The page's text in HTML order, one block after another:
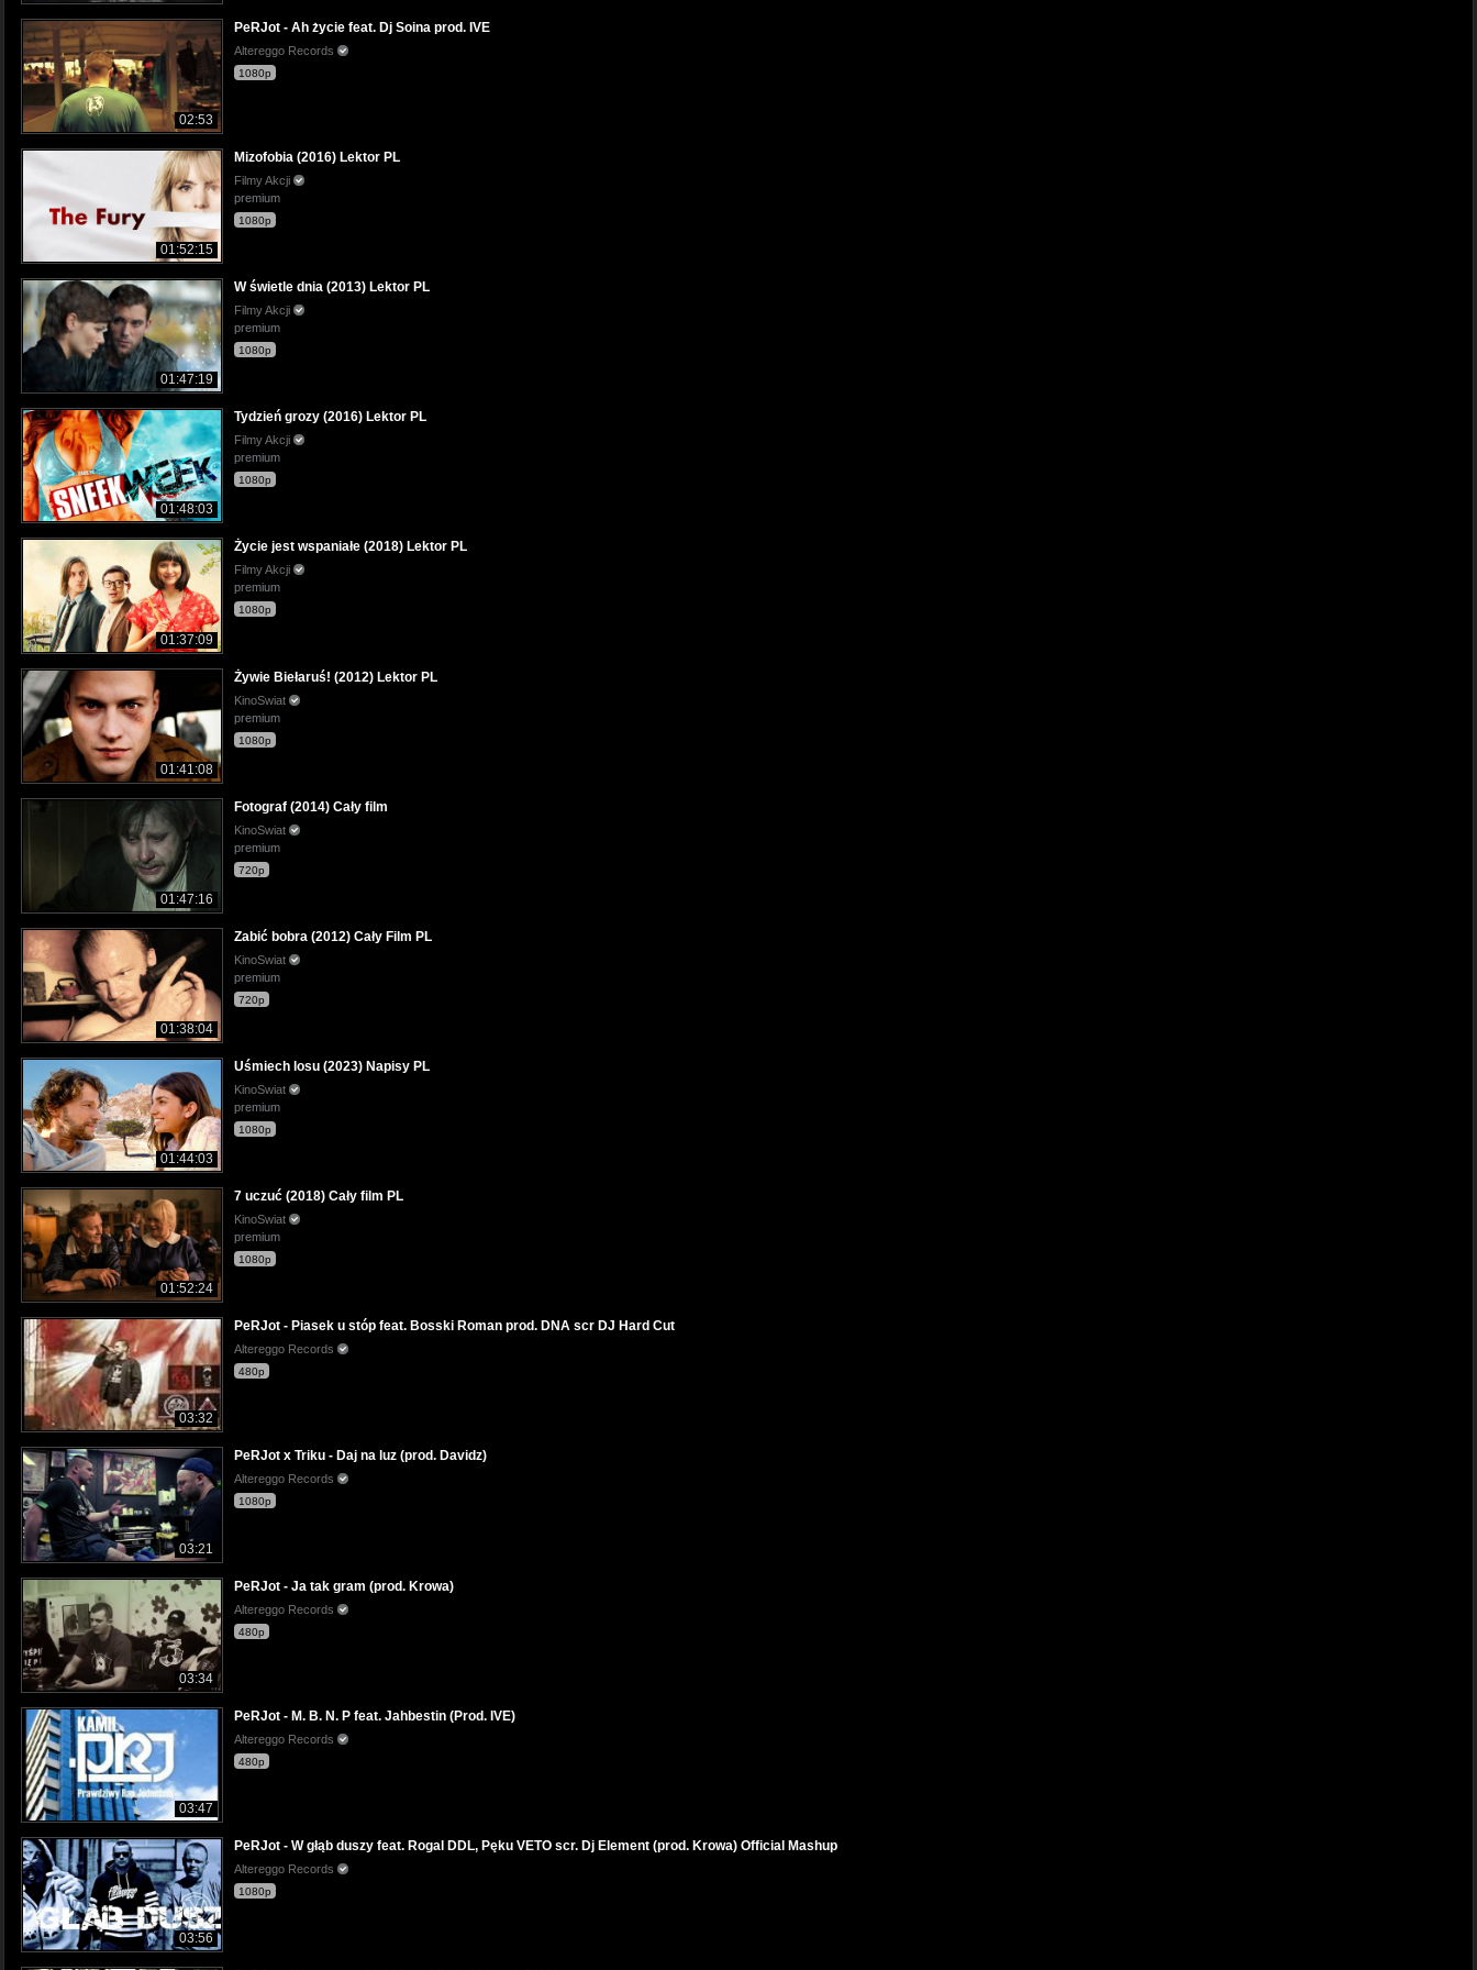
02:53
PeRJot - Ah życie feat. Dj Soina prod. IVE
Altereggo Records
1080p
01:52:15
Mizofobia (2016) Lektor PL
Filmy Akcji
premium
1080p
01:47:19
W świetle dnia (2013) Lektor PL
Filmy Akcji
premium
1080p
01:48:03
Tydzień grozy (2016) Lektor PL
Filmy Akcji
premium
1080p
01:37:09
Życie jest wspaniałe (2018) Lektor PL
Filmy Akcji
premium
1080p
01:41:08
Żywie Biełaruś! (2012) Lektor PL
KinoSwiat
premium
1080p
01:47:16
Fotograf (2014) Cały film
KinoSwiat
premium
720p
01:38:04
Zabić bobra (2012) Cały Film PL
KinoSwiat
premium
720p
01:44:03
Uśmiech losu (2023) Napisy PL
KinoSwiat
premium
1080p
01:52:24
7 uczuć (2018) Cały film PL
KinoSwiat
premium
1080p
03:32
PeRJot - Piasek u stóp feat. Bosski Roman prod. DNA scr DJ Hard Cut
Altereggo Records
480p
03:21
PeRJot x Triku - Daj na luz (prod. Davidz)
Altereggo Records
1080p
03:34
PeRJot - Ja tak gram (prod. Krowa)
Altereggo Records
480p
03:47
PeRJot - M. B. N. P feat. Jahbestin (Prod. IVE)
Altereggo Records
480p
03:56
PeRJot - W głąb duszy feat. Rogal DDL, Pęku VETO scr. Dj Element (prod. Krowa) Official Mashup
Altereggo Records
1080p